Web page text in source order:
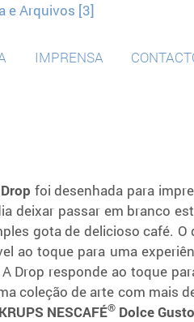
e Arquivos [3]
IMPRENSA
Drop foi desenhada para
deixar passar em branco
gota de delicioso café.
ao toque para uma
Drop responde ao toque
coleção de arte com mais
KRUPS NESCAFÉ®Dolce Gusto